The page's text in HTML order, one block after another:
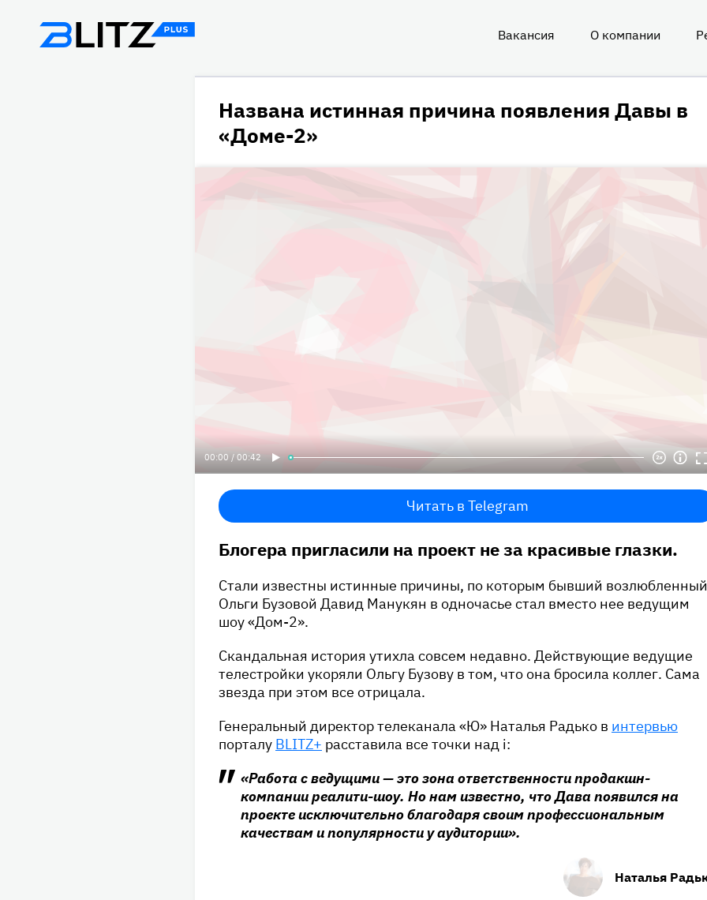
Вакансия О компании
Названа истинная причина появления Давы в
«Доме-2»
00:00 / 00:42
Читать в Telegram
Блогера пригласили на проект не за красивые глазки.
Стали известны истинные причины, по которым бывший возлюбленный
Ольги Бузовой Давид Манукян в одночасье стал вместо нее ведущим
шоу «Дом-2».
Скандальная история утихла совсем недавно. Действующие ведущие
телестройки укоряли Ольгу Бузову в том, что она бросила коллег. Сама
звезда при этом все отрицала.
Генеральный директор телеканала «Ю» Наталья Радько в интервью
порталу BLITZ+ расставила все точки над i:
«Работа с ведущими — это зона ответственности продакшн-
компании реалити-шоу. Но нам известно, что Дава появился на
проекте исключительно благодаря своим профессиональным
качествам и популярности у аудитории».
Наталья